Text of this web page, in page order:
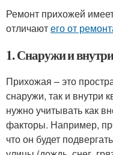
Ремонт прихожей
отличаютего от
1. Снаружи и
Прихожая – это
снаружи, так и внутри
нужно учитывать как
факторы. Например,
что он будет